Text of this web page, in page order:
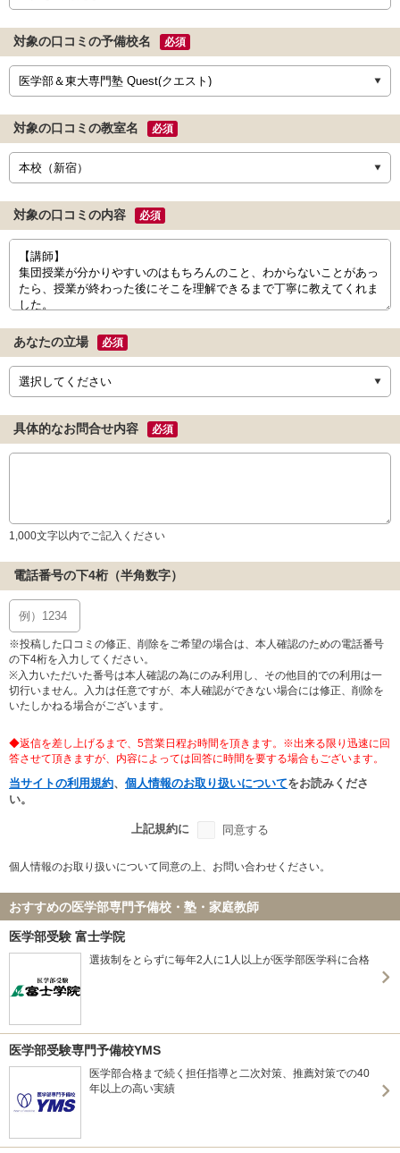
対象の口コミの予備校名 必須
対象の口コミの教室名 必須
対象の口コミの内容 必須
あなたの立場 必須
具体的なお問合せ内容 必須
1,000文字以内でご記入ください
電話番号の下4桁（半角数字）
※投稿した口コミの修正、削除をご希望の場合は、本人確認のための電話番号
の下4桁を入力してください。
※入力いただいた番号は本人確認の為にのみ利用し、その他目的での利用は一
切行いません。入力は任意ですが、本人確認ができない場合には修正、削除を
いたしかねる場合がございます。
◆返信を差し上げるまで、5営業日程お時間を頂きます。※出来る限り迅速に回
答させて頂きますが、内容によっては回答に時間を要する場合もございます。
当サイトの利用規約、 個人情報のお取り扱いについてをお読みくださ
い。
上記規約に 同意する
個人情報のお取り扱いについて同意の上、お問い合わせください。
おすすめの医学部専門予備校・塾・家庭教師
医学部受験 富士学院
選抜制をとらずに毎年2人に1人以上が医学部医学科に合格
医学部受験専門予備校YMS
医学部合格まで続く担任指導と二次対策、推薦対策での40
年以上の高い実績